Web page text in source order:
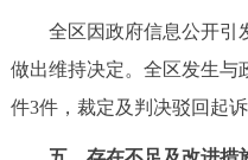
全区因政府信息公开引发
做出维持决定。全区发生与
件3件，裁定及判决驳回起